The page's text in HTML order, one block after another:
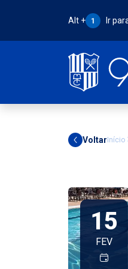
Atalho Alt + 1:
Alt + 1 Ir
Voltar Início
15
FEV